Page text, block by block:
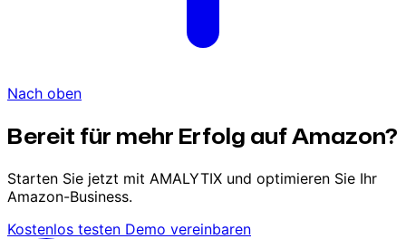
Nach oben
Bereit für mehr Erfolg auf Amazon?
Starten Sie jetzt mit AMALYTIX und optimieren Sie Ihr
Amazon-Business.
Kostenlos testen Demo vereinbaren